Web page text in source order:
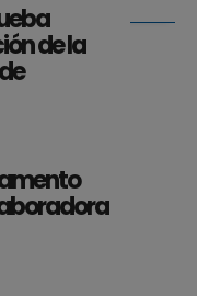
de la